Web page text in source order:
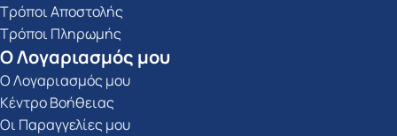
Τρόποι Αποστολής
Τρόποι Πληρωμής
Ο Λογαριασμός μου
Ο Λογαριασμός μου
Κέντρο Βοήθειας
Οι Παραγγελίες μου